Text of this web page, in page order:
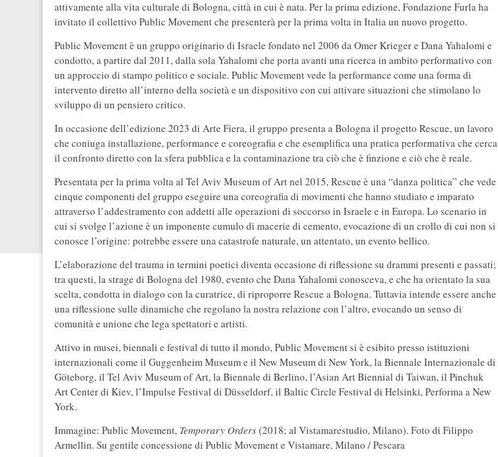
attivamente alla vita culturale di Bologna, città in cui è nata. Per la prima edizione, Fondazione Furla ha
invitato il collettivo Public Movement che presenterà per la prima volta in Italia un nuovo progetto.
Public Movement è un gruppo originario di Israele fondato nel 2006 da Omer Krieger e Dana Yahalomi e
condotto, a partire dal 2011, dalla sola Yahalomi che porta avanti una ricerca in ambito performativo con
un approccio di stampo politico e sociale. Public Movement vede la performance come una forma di
intervento diretto all’interno della società e un dispositivo con cui attivare situazioni che stimolano lo
sviluppo di un pensiero critico.
In occasione dell’edizione 2023 di Arte Fiera, il gruppo presenta a Bologna il progetto Rescue, un lavoro
che coniuga installazione, performance e coreografia e che esemplifica una pratica performativa che cerca
il confronto diretto con la sfera pubblica e la contaminazione tra ciò che è finzione e ciò che è reale.
Presentata per la prima volta al Tel Aviv Museum of Art nel 2015, Rescue è una “danza politica” che vede
cinque componenti del gruppo eseguire una coreografia di movimenti che hanno studiato e imparato
attraverso l’addestramento con addetti alle operazioni di soccorso in Israele e in Europa. Lo scenario in
cui si svolge l’azione è un imponente cumulo di macerie di cemento, evocazione di un crollo di cui non si
conosce l’origine: potrebbe essere una catastrofe naturale, un attentato, un evento bellico.
L’elaborazione del trauma in termini poetici diventa occasione di riflessione su drammi presenti e passati;
tra questi, la strage di Bologna del 1980, evento che Dana Yahalomi conosceva, e che ha orientato la sua
scelta, condotta in dialogo con la curatrice, di riproporre Rescue a Bologna. Tuttavia intende essere anche
una riflessione sulle dinamiche che regolano la nostra relazione con l’altro, evocando un senso di
comunità e unione che lega spettatori e artisti.
Attivo in musei, biennali e festival di tutto il mondo, Public Movement si è esibito presso istituzioni
internazionali come il Guggenheim Museum e il New Museum di New York, la Biennale Internazionale di
Göteborg, il Tel Aviv Museum of Art, la Biennale di Berlino, l’Asian Art Biennial di Taiwan, il Pinchuk
Art Center di Kiev, l’Impulse Festival di Düsseldorf, il Baltic Circle Festival di Helsinki, Performa a New
York.
Immagine: Public Movement, Temporary Orders(2018; al Vistamarestudio, Milano). Foto di Filippo
Armellin. Su gentile concessione di Public Movement e Vistamare, Milano / Pescara